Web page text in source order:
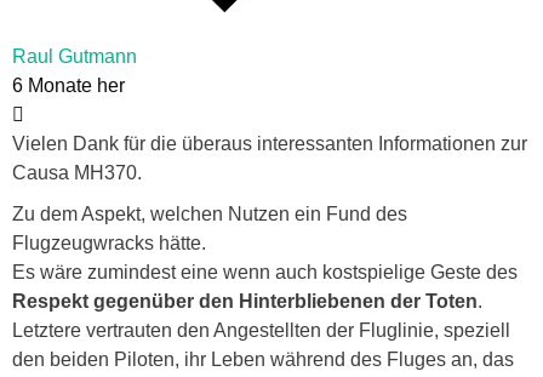
Raul Gutmann
6 Monate her
Vielen Dank für die überaus interessanten Informationen zur
Causa MH370.
Zu dem Aspekt, welchen Nutzen ein Fund des
Flugzeugwracks hätte.
Es wäre zumindest eine wenn auch kostspielige Geste des
Respekt gegenüber den Hinterbliebenen der Toten.
Letztere vertrauten den Angestellten der Fluglinie, speziell
den beiden Piloten, ihr Leben während des Fluges an, das